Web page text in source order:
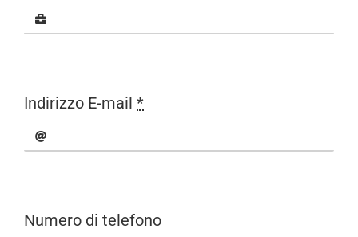
Indirizzo E-mail *
Numero di telefono